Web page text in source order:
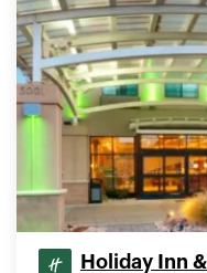
Holiday Inn